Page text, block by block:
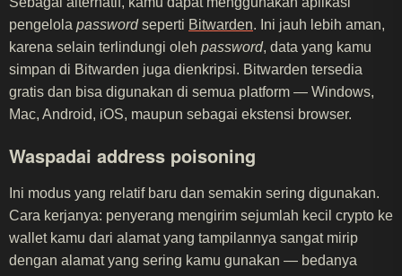
pengelola passwordseperti Bitwarden. Ini jauh lebih aman,
karena selain terlindungi oleh password, data yang kamu
simpan di Bitwarden juga dienkripsi. Bitwarden tersedia
gratis dan bisa digunakan di semua platform — Windows,
Mac, Android, iOS, maupun sebagai ekstensi browser.
Waspadai address poisoning
Ini modus yang relatif baru dan semakin sering digunakan.
Cara kerjanya: penyerang mengirim sejumlah kecil crypto ke
wallet kamu dari alamat yang tampilannya sangat mirip
dengan alamat yang sering kamu gunakan — bedanya